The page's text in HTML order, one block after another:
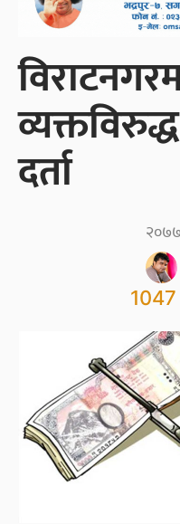
दर्ता
1047